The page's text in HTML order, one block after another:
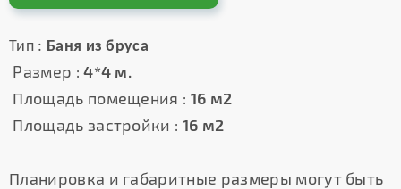
Тип : Баня из бруса
Размер : 4*4 м.
Площадь помещения : 16 м2
Площадь застройки : 16 м2
Планировка и габаритные размеры могут быть